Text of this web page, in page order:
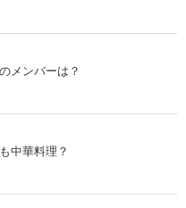
メンバーは？
中華料理？